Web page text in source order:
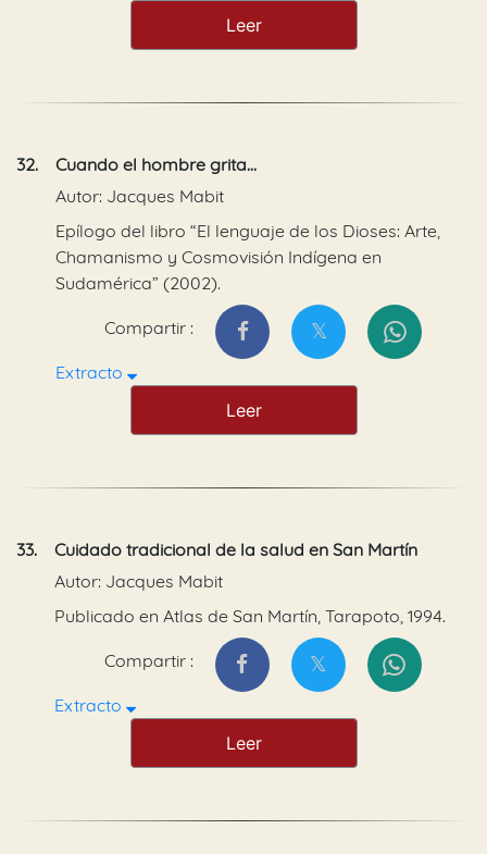
Leer
32.
Cuando el hombre grita...
Autor: Jacques Mabit
Epílogo del libro “El lenguaje de los Dioses: Arte,
Chamanismo y Cosmovisión Indígena en
Sudamérica” (2002).
Compartir :
Extracto
Leer
33.
Cuidado tradicional de la salud en San Martín
Autor: Jacques Mabit
Publicado en Atlas de San Martín, Tarapoto, 1994.
Compartir :
Extracto
Leer